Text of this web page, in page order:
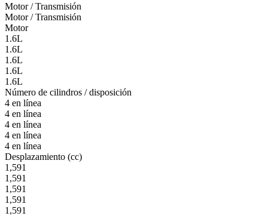
Motor / Transmisión
Motor / Transmisión
Motor
1.6L
1.6L
1.6L
1.6L
1.6L
Número de cilindros / disposición
4 en línea
4 en línea
4 en línea
4 en línea
4 en línea
Desplazamiento (cc)
1,591
1,591
1,591
1,591
1,591